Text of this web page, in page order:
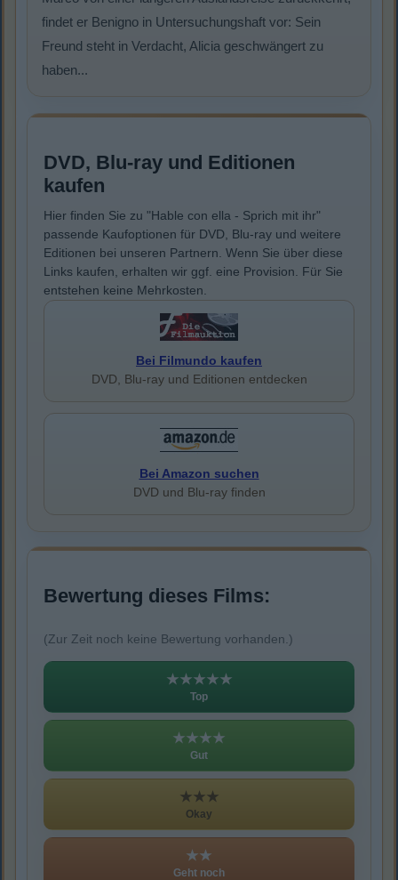
findet er Benigno in Untersuchungshaft vor: Sein
Freund steht in Verdacht, Alicia geschwängert zu
haben...
DVD, Blu-ray und Editionen
kaufen
Hier finden Sie zu "Hable con ella - Sprich mit ihr"
passende Kaufoptionen für DVD, Blu-ray und weitere
Editionen bei unseren Partnern. Wenn Sie über diese
Links kaufen, erhalten wir ggf. eine Provision. Für Sie
entstehen keine Mehrkosten.
Bei Filmundo kaufen
DVD, Blu-ray und Editionen entdecken
Bei Amazon suchen
DVD und Blu-ray finden
Bewertung dieses Films:
(Zur Zeit noch keine Bewertung vorhanden.)
★★★★★
Top
★★★★
Gut
★★★
Okay
★★
Geht noch